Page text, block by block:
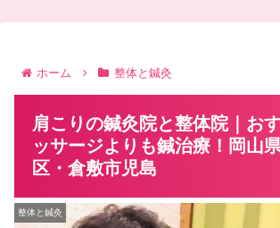
ホーム 整体と鍼灸
肩こりの鍼灸院と整体院｜お
ッサージよりも鍼治療！岡山
区・倉敷市児島
整体と鍼灸